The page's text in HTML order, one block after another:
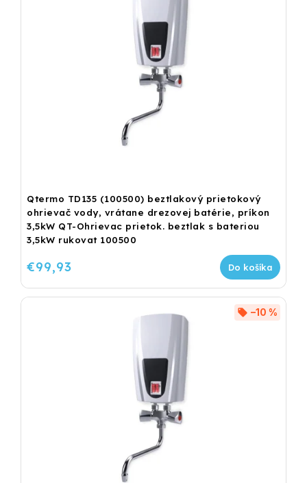
Qtermo TD135 (100500) beztlakový prietokový
ohrievač vody, vrátane drezovej batérie, príkon
3,5kW QT-Ohrievac prietok. beztlak s bateriou
3,5kW rukovat 100500
€99,93 Do košíka
–10 %